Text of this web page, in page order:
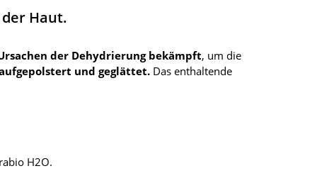
Haut.
der Dehydrierung bekämpft, um die
und geglättet. Das enthaltende
H2O.